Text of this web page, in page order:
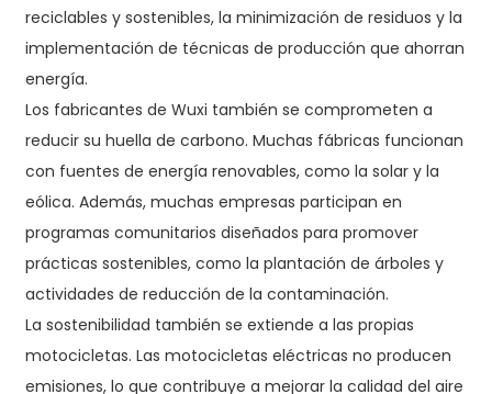
reciclables y sostenibles, la minimización de residuos y la
implementación de técnicas de producción que ahorran
energía.
Los fabricantes de Wuxi también se comprometen a
reducir su huella de carbono. Muchas fábricas funcionan
con fuentes de energía renovables, como la solar y la
eólica. Además, muchas empresas participan en
programas comunitarios diseñados para promover
prácticas sostenibles, como la plantación de árboles y
actividades de reducción de la contaminación.
La sostenibilidad también se extiende a las propias
motocicletas. Las motocicletas eléctricas no producen
emisiones, lo que contribuye a mejorar la calidad del aire